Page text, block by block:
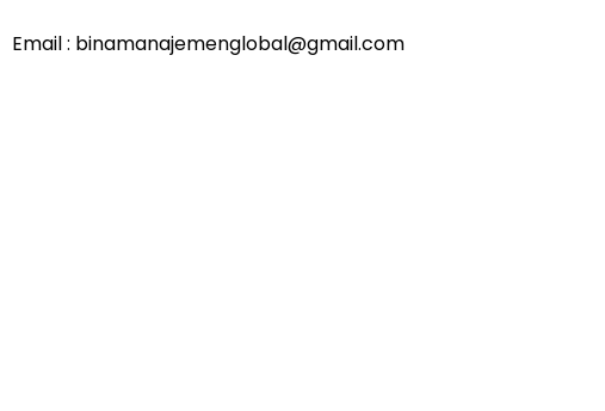
Email : binamanajemenglobal@gmail.com